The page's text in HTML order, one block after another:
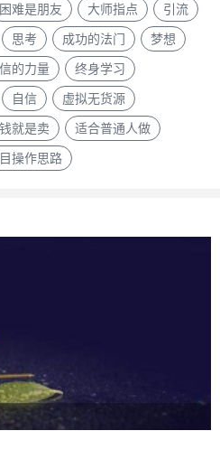
困难是朋友 大师指点 引流
思考 成功的法门 梦想
的力量 终身学习
自信 虚拟无货源
就是卖 适合普通人做
操作思路